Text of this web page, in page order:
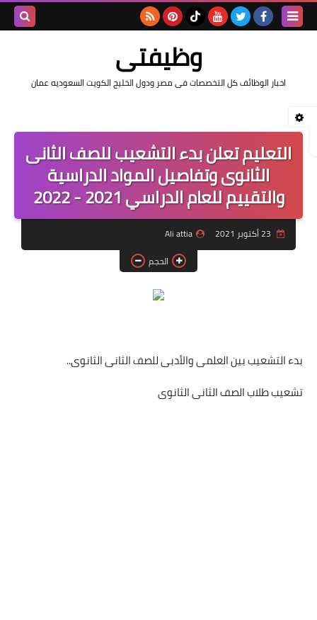
وظيفتى
اخبار الوظائف كل التخصصات فى مصر ودول الخليج الكويت السعوديه عمان
التعليم تعلن بدء التشعيب للصف الثانى
الثانوى وتفاصيل المواد الدراسية
والتقييم للعام الدراسي 2021 - 2022
Ali attia
الحجم
بدء التشعيب بين العلمى والأدبى للصف الثانى الثانوى..
تشعيب طلاب الصف الثانى الثانوى